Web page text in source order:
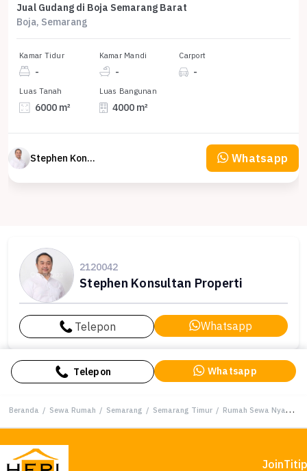
Jual Gudang di Boja Semarang Barat
Boja, Semarang
Kamar Tidur
-
Kamar Mandi
-
Carport
-
Luas Tanah
6000 m²
Luas Bangunan
4000 m²
Stephen Konsultan Properti Whatsapp
2120042
Stephen Konsultan Properti
Telepon Whatsapp
Telepon Whatsapp
Beranda / Sewa Rumah / Semarang / Semarang Timur / Rumah Sewa Nyaman Lokasi Semarang Timur, Semarang, LB 120m²
Join